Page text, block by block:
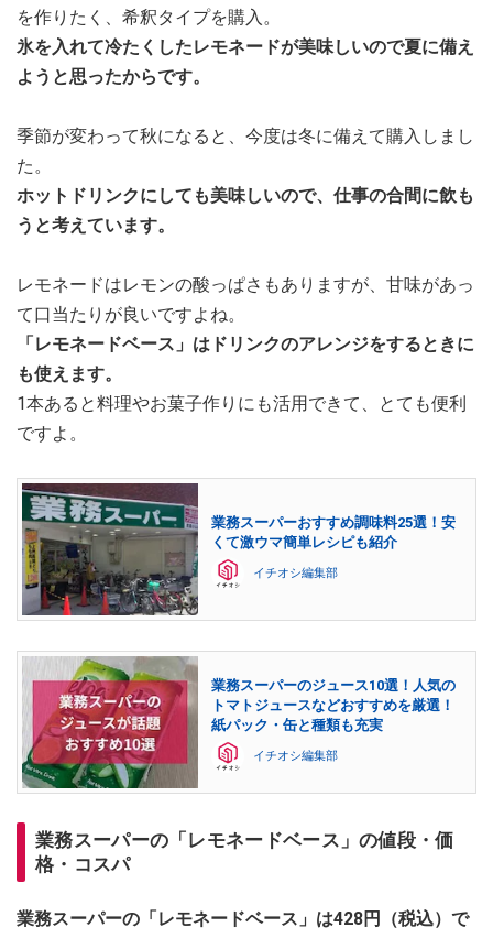
を作りたく、希釈タイプを購入。
氷を入れて冷たくしたレモネードが美味しいので夏に備え
ようと思ったからです。
季節が変わって秋になると、今度は冬に備えて購入しまし
た。
ホットドリンクにしても美味しいので、仕事の合間に飲も
うと考えています。
レモネードはレモンの酸っぱさもありますが、甘味があっ
て口当たりが良いですよね。
「レモネードベース」はドリンクのアレンジをするときに
も使えます。
1本あると料理やお菓子作りにも活用できて、とても便利
ですよ。
業務スーパーおすすめ調味料25選！安
くて激ウマ簡単レシピも紹介
イチオシ編集部
業務スーパーのジュース10選！人気の
トマトジュースなどおすすめを厳選！
紙パック・缶と種類も充実
イチオシ編集部
業務スーパーの「レモネードベース」の値段・価
格・コスパ
業務スーパーの「レモネードベース」は428円（税込）で